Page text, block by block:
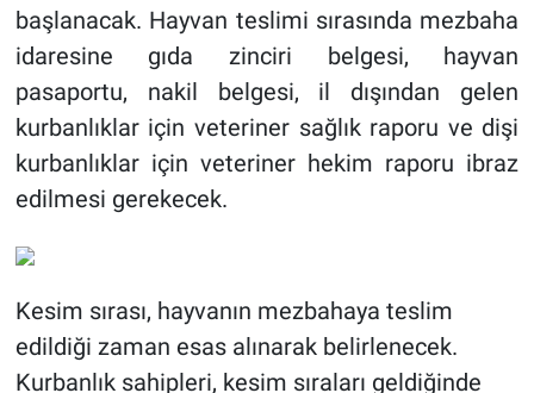
başlanacak. Hayvan teslimi sırasında mezbaha
idaresine gıda zinciri belgesi, hayvan
pasaportu, nakil belgesi, il dışından gelen
kurbanlıklar için veteriner sağlık raporu ve dişi
kurbanlıklar için veteriner hekim raporu ibraz
edilmesi gerekecek.
Kesim sırası, hayvanın mezbahaya teslim
edildiği zaman esas alınarak belirlenecek.
Kurbanlık sahipleri, kesim sıraları geldiğinde